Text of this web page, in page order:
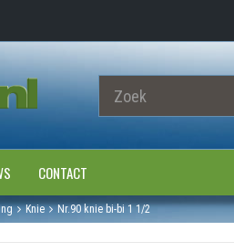
CONTACT
Knie Nr.90 knie bi-bi 1 1/2